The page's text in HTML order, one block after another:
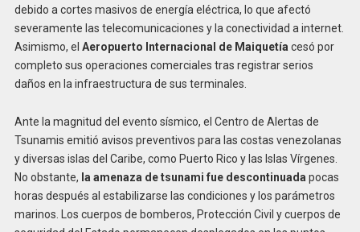
debido a cortes masivos de energía eléctrica, lo que afectó
severamente las telecomunicaciones y la conectividad a internet.
Asimismo, el Aeropuerto Internacional de Maiquetía cesó por
completo sus operaciones comerciales tras registrar serios
daños en la infraestructura de sus terminales.
Ante la magnitud del evento sísmico, el Centro de Alertas de
Tsunamis emitió avisos preventivos para las costas venezolanas
y diversas islas del Caribe, como Puerto Rico y las Islas Vírgenes.
No obstante, la amenaza de tsunami fue descontinuada pocas
horas después al estabilizarse las condiciones y los parámetros
marinos. Los cuerpos de bomberos, Protección Civil y cuerpos de